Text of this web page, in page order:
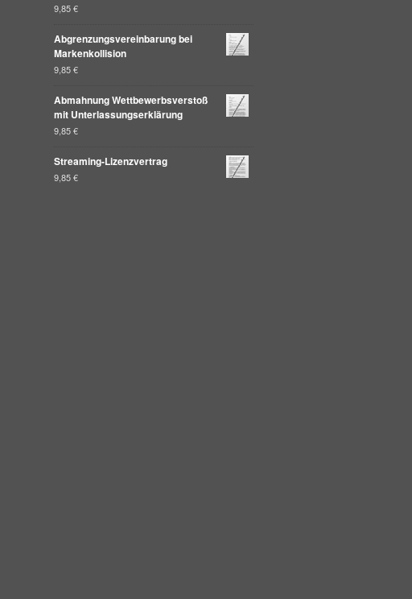
9,85€
Abgrenzungsvereinbarung bei
Markenkollision
9,85€
Abmahnung Wettbewerbsverstoß
mit Unterlassungserklärung
9,85€
Streaming-Lizenzvertrag
9,85€